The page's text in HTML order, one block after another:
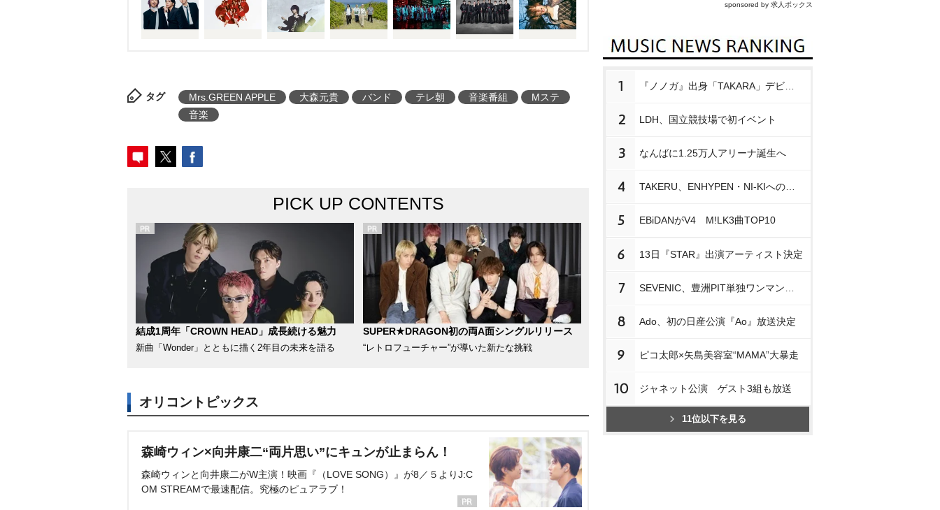
タグ Mrs.GREEN APPLE 大森元貴 バンド テレ朝 音楽番組
Mステ
音楽
PICK UP CONTENTS
結成1周年「CROWN HEAD」成長続ける魅力
新曲「Wonder」とともに描く2年目の未来を語る
SUPER★DRAGON初の両A面シングルリリース
“レトロフューチャー”が導いた新たな挑戦
オリコントピックス
森崎ウィン×向井康二“両片思い”にキュンが止まらん！
森崎ウィンと向井康二がW主演！映画『（LOVE SONG）』が8／５よりJ:C
OM STREAMで最速配信。究極のピュアラブ！
sponsored by 求人ボックス
1
2 LDH、国立競技場で初イベント
3 なんばに1.25万人アリーナ誕生へ
4
5 EBiDANがV4 M!LK3曲TOP10
6 13日『STAR』出演アーティスト決定
7
8 Ado、初の日産公演『Ao』放送決定
9 ピコ太郎×矢島美容室“MAMA”大暴走
10 ジャネット公演 ゲスト3組も放送
11位以下を見る